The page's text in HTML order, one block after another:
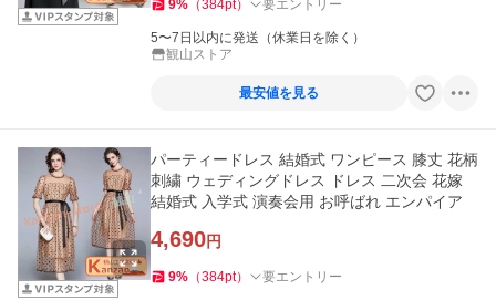
9% （384pt） 要エントリー
5〜7日以内に発送（休業日を除く）
観山ストア
最安値を見る
パーティードレス 結婚式 ワンピース 膝丈 花柄
刺繍 ウェディングドレス ドレス 二次会 花嫁
結婚式 入学式 演奏会用 お呼ばれ エンパイア
4,690円
9% （384pt） 要エントリー